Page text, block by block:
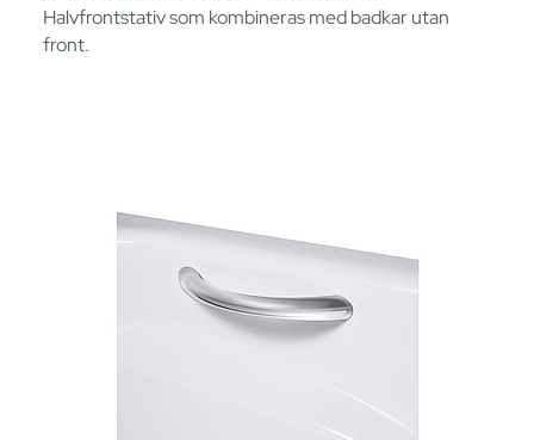
Halvfrontstativ som kombineras med badkar utan
front.